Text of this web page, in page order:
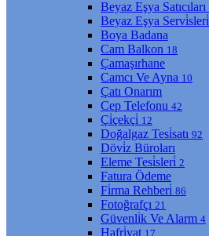
Beyaz Eşya Satıcıları
Beyaz Eşya Servi̇sleri̇
Boya Badana
Cam Balkon 18
Çamaşırhane
Camcı Ve Ayna 10
Çatı Onarım
Cep Telefonu 42
Çi̇çekçi̇ 12
Doğalgaz Tesi̇satı 92
Dövi̇z Büroları
Eleme Tesi̇sleri̇ 2
Fatura Ödeme
Fi̇rma Rehberi̇ 86
Fotoğrafçı 21
Güvenli̇k Ve Alarm 4
Hafri̇yat 17